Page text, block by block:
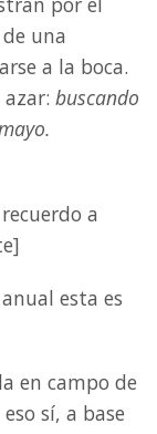
una
a la boca.
buscando
a
esta es
en campo de
sí, a base